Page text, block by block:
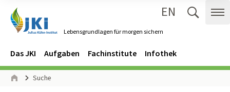
Lebensgrundlagen für morgen sichern
EN
Navigation
Hauptmenü
Das JKI Aufgaben Fachinstitute Infothek
Seitenpfad
Suche